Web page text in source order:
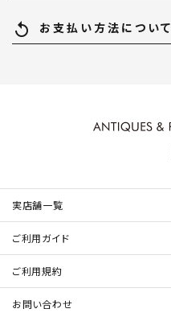
replay お支払い方法について
実店舗一覧
ご利用ガイド
ご利用規約
お問い合わせ